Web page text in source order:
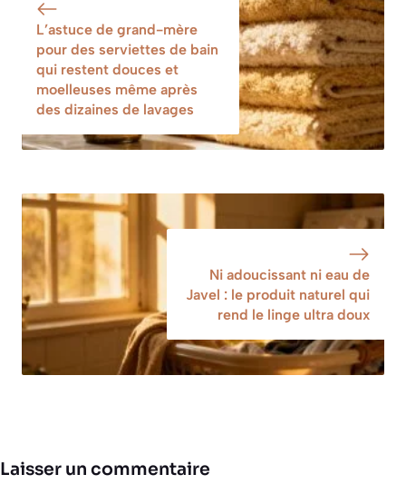
moisissure dans
les joints de salle
de bain
trace et les
retrouver
transparentes
L’astuce de grand-mère
pour des serviettes de bain
qui restent douces et
moelleuses même après
des dizaines de lavages
Ni adoucissant ni eau de
Javel : le produit naturel qui
rend le linge ultra doux
Laisser un commentaire